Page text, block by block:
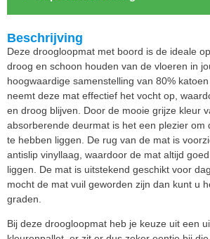
Beschrijving
Deze droogloopmat met boord is de ideale
droog en schoon houden van de vloeren in
hoogwaardige samenstelling van 80%
neemt deze mat effectief het vocht op,
en droog blijven. Door de mooie grijze kleur
absorberende deurmat is het een plezier om
te hebben liggen. De rug van de mat is
antislip vinyllaag, waardoor de mat altijd
liggen. De mat is uitstekend geschikt voor
mocht de mat vuil geworden zijn dan kunt u
graden.
Bij deze droogloopmat heb je keuze uit een